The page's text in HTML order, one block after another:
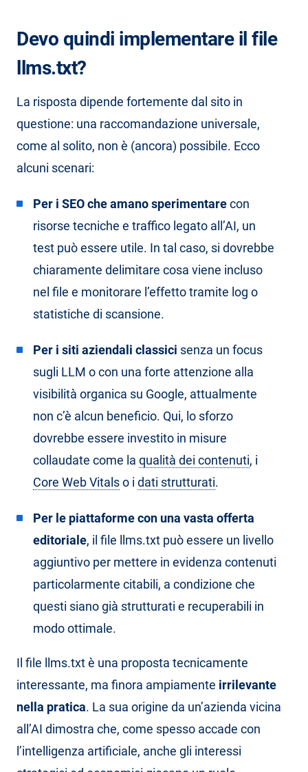
Devo quindi implementare il file
llms.txt?
La risposta dipende fortemente dal sito in
questione: una raccomandazione universale,
come al solito, non è (ancora) possibile. Ecco
alcuni scenari:
Per i SEO che amano sperimentarecon
risorse tecniche e traffico legato all’AI, un
test può essere utile. In tal caso, si dovrebbe
chiaramente delimitare cosa viene incluso
nel file e monitorare l’effetto tramite log o
statistiche di scansione.
Per i siti aziendali classici senza un focus
sugli LLM o con una forte attenzione alla
visibilità organica su Google, attualmente
non c’è alcun beneficio. Qui, lo sforzo
dovrebbe essere investito in misure
collaudate come la qualità dei contenuti, i
Core Web Vitalso i dati strutturati.
Per le piattaforme con una vasta offerta
editoriale, il file llms.txt può essere un livello
aggiuntivo per mettere in evidenza contenuti
particolarmente citabili, a condizione che
questi siano già strutturati e recuperabili in
modo ottimale.
Il file llms.txt è una proposta tecnicamente
interessante, ma finora ampiamente irrilevante
nella pratica. La sua origine da un’azienda vicina
all’AI dimostra che, come spesso accade con
l’intelligenza artificiale, anche gli interessi